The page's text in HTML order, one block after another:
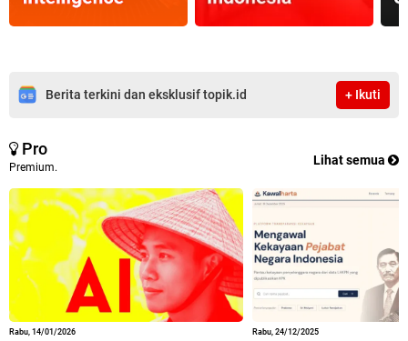
Berita terkini dan eksklusif topik.id + Ikuti
Pro
Premium. Lihat semua
Rabu, 14/01/2026 Rabu, 24/12/2025